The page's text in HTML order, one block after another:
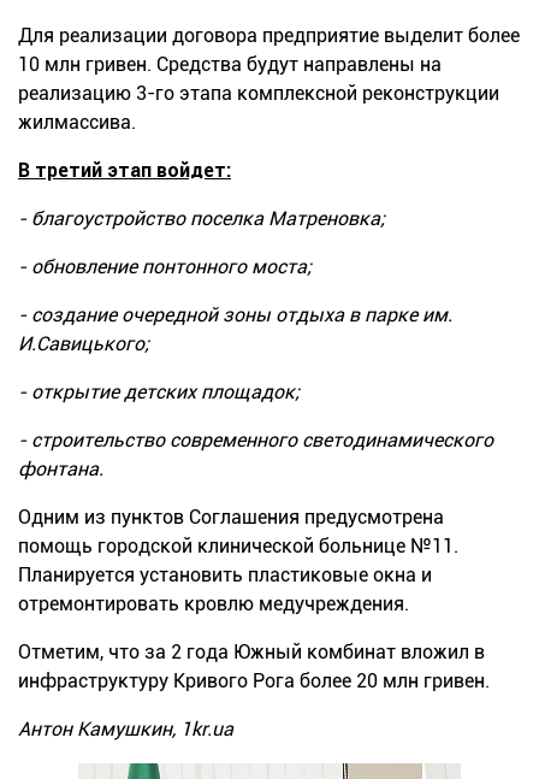
Для реализации договора предприятие выделит более
10 млн гривен. Средства будут направлены на
реализацию 3-го этапа комплексной реконструкции
жилмассива.
В третий этап войдет:
- благоустройство поселка Матреновка;
- обновление понтонного моста;
- создание очередной зоны отдыха в парке им.
И.Савицького;
- открытие детских площадок;
- строительство современного светодинамического
фонтана.
Одним из пунктов Соглашения предусмотрена
помощь городской клинической больнице №11.
Планируется установить пластиковые окна и
отремонтировать кровлю медучреждения.
Отметим, что за 2 года Южный комбинат вложил в
инфраструктуру Кривого Рога более 20 млн гривен.
Антон Камушкин, 1kr.ua